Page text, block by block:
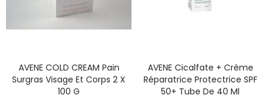
AVENE COLD CREAM Pain
Surgras Visage Et Corps 2 X
100 G
AVENE Cicalfate + Crème
Réparatrice Protectrice SPF
50+ Tube De 40 Ml